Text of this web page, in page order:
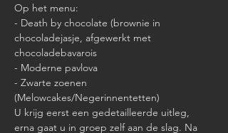
Op het menu:
- Death by chocolate (brownie in
chocoladejasje, afgewerkt met
chocoladebavarois
- Moderne pavlova
- Zwarte zoenen
(Melowcakes/Negerinnentetten)
U krijg eerst een gedetailleerde uitleg,
erna gaat u in groep zelf aan de slag. Na